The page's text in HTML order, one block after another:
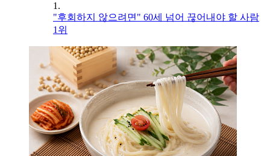
1.
"후회하지 않으려면" 60세 넘어 끊어내야 할 사람
1위